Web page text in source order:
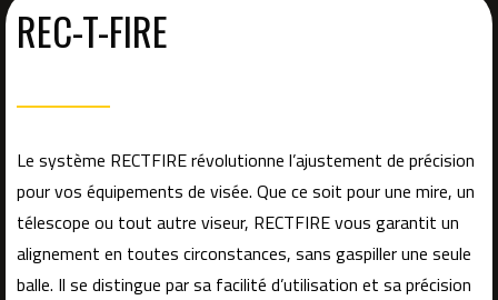
REC-T-FIRE
Le système RECTFIRE révolutionne l’ajustement de précision
pour vos équipements de visée. Que ce soit pour une mire, un
télescope ou tout autre viseur, RECTFIRE vous garantit un
alignement en toutes circonstances, sans gaspiller une seule
balle. Il se distingue par sa facilité d’utilisation et sa précision